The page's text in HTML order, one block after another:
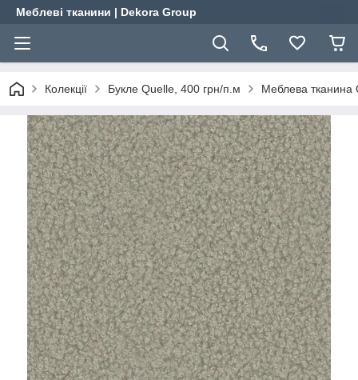
Меблеві тканини | Dekora Group
Колекції Букле Quelle, 400 грн/п.м Меблева тканина